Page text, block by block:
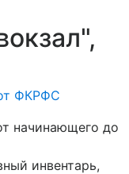
ФКРФС
начинающего до
инвентарь,